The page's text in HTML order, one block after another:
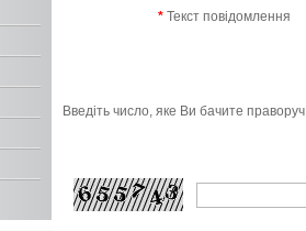
* Текст повідомлення
Введіть число, яке Ви бачите праворуч